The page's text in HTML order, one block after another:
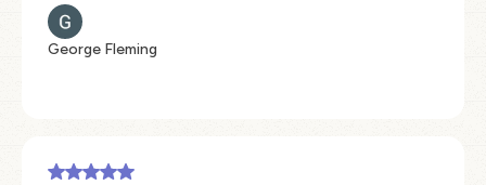
George Fleming